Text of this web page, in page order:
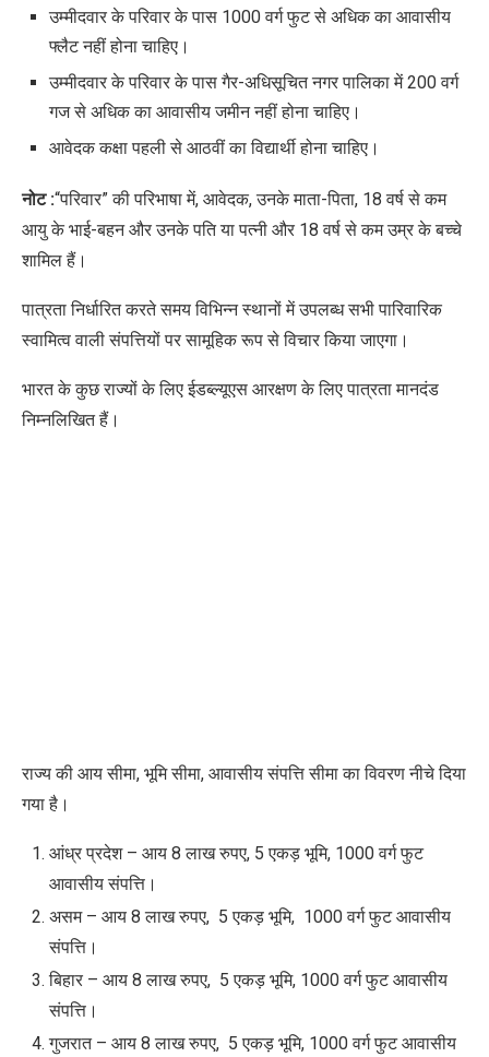
उम्मीदवार के परिवार के पास 1000 वर्ग फुट से अधिक का आवासीय
फ्लैट नहीं होना चाहिए।
उम्मीदवार के परिवार के पास गैर-अधिसूचित नगर पालिका में 200 वर्ग
गज से अधिक का आवासीय जमीन नहीं होना चाहिए।
आवेदक कक्षा पहली से आठवीं का विद्यार्थी होना चाहिए।
नोट :“परिवार” की परिभाषा में, आवेदक,उनके माता-पिता, 18 वर्ष से कम
आयु के भाई-बहन और उनके पति या पत्नी और 18 वर्ष से कम उम्र के बच्चे
शामिल हैं।
पात्रता निर्धारित करते समय विभिन्न स्थानों में उपलब्ध सभी पारिवारिक
स्वामित्व वाली संपत्तियों पर सामूहिक रूप से विचार किया जाएगा।
भारत के कुछ राज्यों के लिए ईडब्ल्यूएस आरक्षण के लिए पात्रता मानदंड
निम्नलिखित हैं।
राज्य की आय सीमा, भूमि सीमा, आवासीय संपत्ति सीमा का विवरण नीचे दिया
गया है।
आंध्र प्रदेश – आय 8 लाख रुपए, 5 एकड़ भूमि, 1000 वर्ग फुट
आवासीय संपत्ति।
असम – आय 8 लाख रुपए, 5 एकड़ भूमि, 1000 वर्ग फुट आवासीय
संपत्ति।
बिहार – आय 8 लाख रुपए, 5 एकड़ भूमि, 1000 वर्ग फुट आवासीय
संपत्ति।
गुजरात – आय 8 लाख रुपए, 5 एकड़ भूमि, 1000 वर्ग फुट आवासीय